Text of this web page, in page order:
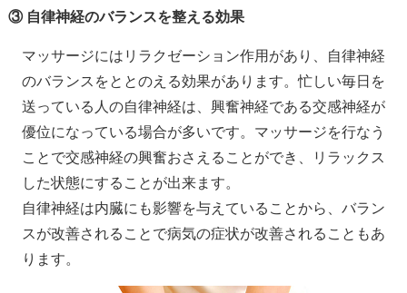
③ 自律神経のバランスを整える効果
マッサージにはリラクゼーション作用があり、自律神経
のバランスをととのえる効果があります。忙しい毎日を
送っている人の自律神経は、興奮神経である交感神経が
優位になっている場合が多いです。マッサージを行なう
ことで交感神経の興奮おさえることができ、リラックス
した状態にすることが出来ます。
自律神経は内臓にも影響を与えていることから、バラン
スが改善されることで病気の症状が改善されることもあ
ります。